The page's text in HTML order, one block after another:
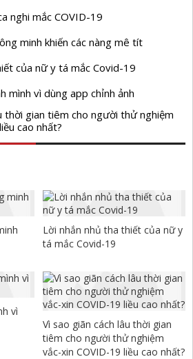
nghi mắc COVID-19
minh khiến các nàng mê tít
của nữ y tá mắc Covid-19
mình vì dùng app chỉnh ảnh
thời gian tiêm cho người thử nghiệm
cao nhất?
Lời nhắn nhủ tha thiết của nữ y
tá mắc Covid-19
vì
Vì sao giãn cách lâu thời gian
tiêm cho người thử nghiệm
vắc-xin COVID-19 liều cao nhất?